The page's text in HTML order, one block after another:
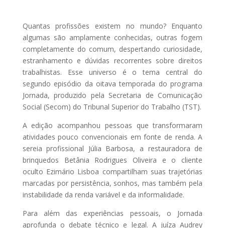
Quantas profissões existem no mundo? Enquanto
algumas são amplamente conhecidas, outras fogem
completamente do comum, despertando curiosidade,
estranhamento e dúvidas recorrentes sobre direitos
trabalhistas. Esse universo é o tema central do
segundo episódio da oitava temporada do programa
Jornada, produzido pela Secretaria de Comunicação
Social (Secom) do Tribunal Superior do Trabalho (TST).
A edição acompanhou pessoas que transformaram
atividades pouco convencionais em fonte de renda. A
sereia profissional Júlia Barbosa, a restauradora de
brinquedos Betânia Rodrigues Oliveira e o cliente
oculto Ezimário Lisboa compartilham suas trajetórias
marcadas por persistência, sonhos, mas também pela
instabilidade da renda variável e da informalidade.
Para além das experiências pessoais, o Jornada
aprofunda o debate técnico e legal. A juíza Audrey